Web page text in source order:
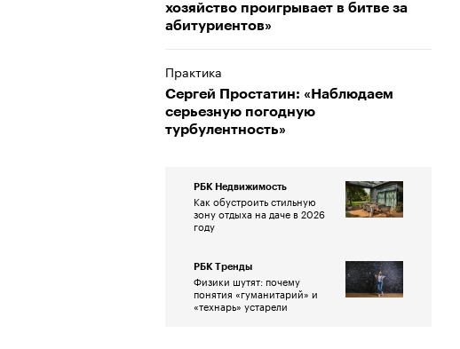
хозяйство проигрывает в битве за
абитуриентов»
Практика
Сергей Простатин: «Наблюдаем
серьезную погодную
турбулентность»
РБК Недвижимость
Как обустроить стильную
зону отдыха на даче в 2026
году
РБК Тренды
Физики шутят: почему
понятия «гуманитарий» и
«технарь» устарели